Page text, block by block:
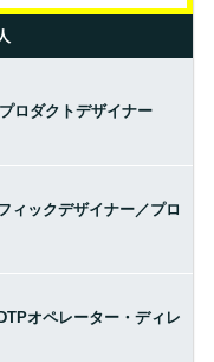
ロダクトデザイナー
ィックデザイナー／プロ
オペレーター・ディレ